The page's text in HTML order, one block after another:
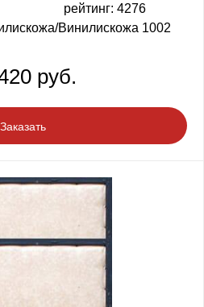
рейтинг: 4276
Винилискожа 1002
руб.
Заказать